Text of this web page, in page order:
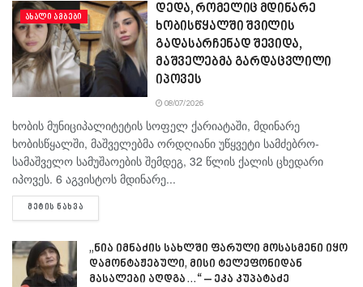
ᲐᲮᲐᲚᲘ ᲐᲛᲑᲔᲑᲘ
დედა, რომელიც მდინარე
ხობისწყალში შვილის
გადასარჩენად შევიდა,
მაშველებმა გარდაცვლილი
იპოვეს
08/07/2026
ხობის მუნიციპალიტეტის სოფელ ქარიატაში, მდინარე
ხობისწყალში, მაშველებმა ორდღიანი უწყვეტი სამძებრო-
სამაშველო სამუშაოების შემდეგ, 32 წლის ქალის ცხედარი
იპოვეს. 6 აგვისტოს მდინარე...
ᲛᲔᲢᲘᲡ ᲜᲐᲮᲕᲐ
„ნია იმნაძის სახლში ფარული მოსასმენი იყო
დამონტაჟებული, მისი ტელეფონიდან
მასალები აღდგა…“ – ეკა კუპატაძე